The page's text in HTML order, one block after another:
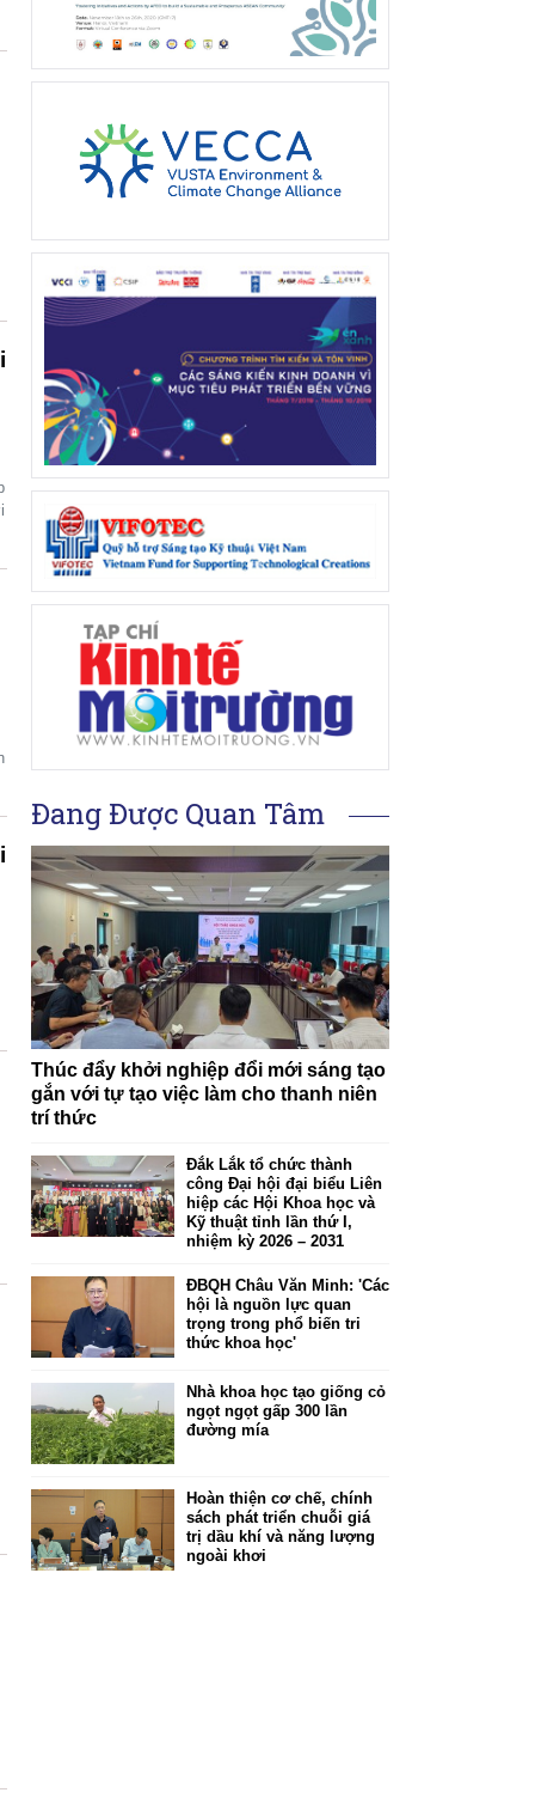
Đang Được Quan Tâm
Thúc đẩy khởi nghiệp đổi mới sáng tạo
gắn với tự tạo việc làm cho thanh niên
trí thức
Đắk Lắk tổ chức thành
công Đại hội đại biểu Liên
hiệp các Hội Khoa học và
Kỹ thuật tỉnh lần thứ I,
nhiệm kỳ 2026 – 2031
ĐBQH Châu Văn Minh: 'Các
hội là nguồn lực quan
trọng trong phổ biến tri
thức khoa học'
Nhà khoa học tạo giống cỏ
ngọt ngọt gấp 300 lần
đường mía
Hoàn thiện cơ chế, chính
sách phát triển chuỗi giá
trị dầu khí và năng lượng
ngoài khơi